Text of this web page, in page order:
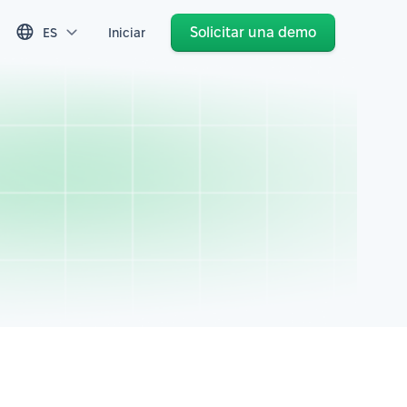
ES Iniciar Solicitar una demo